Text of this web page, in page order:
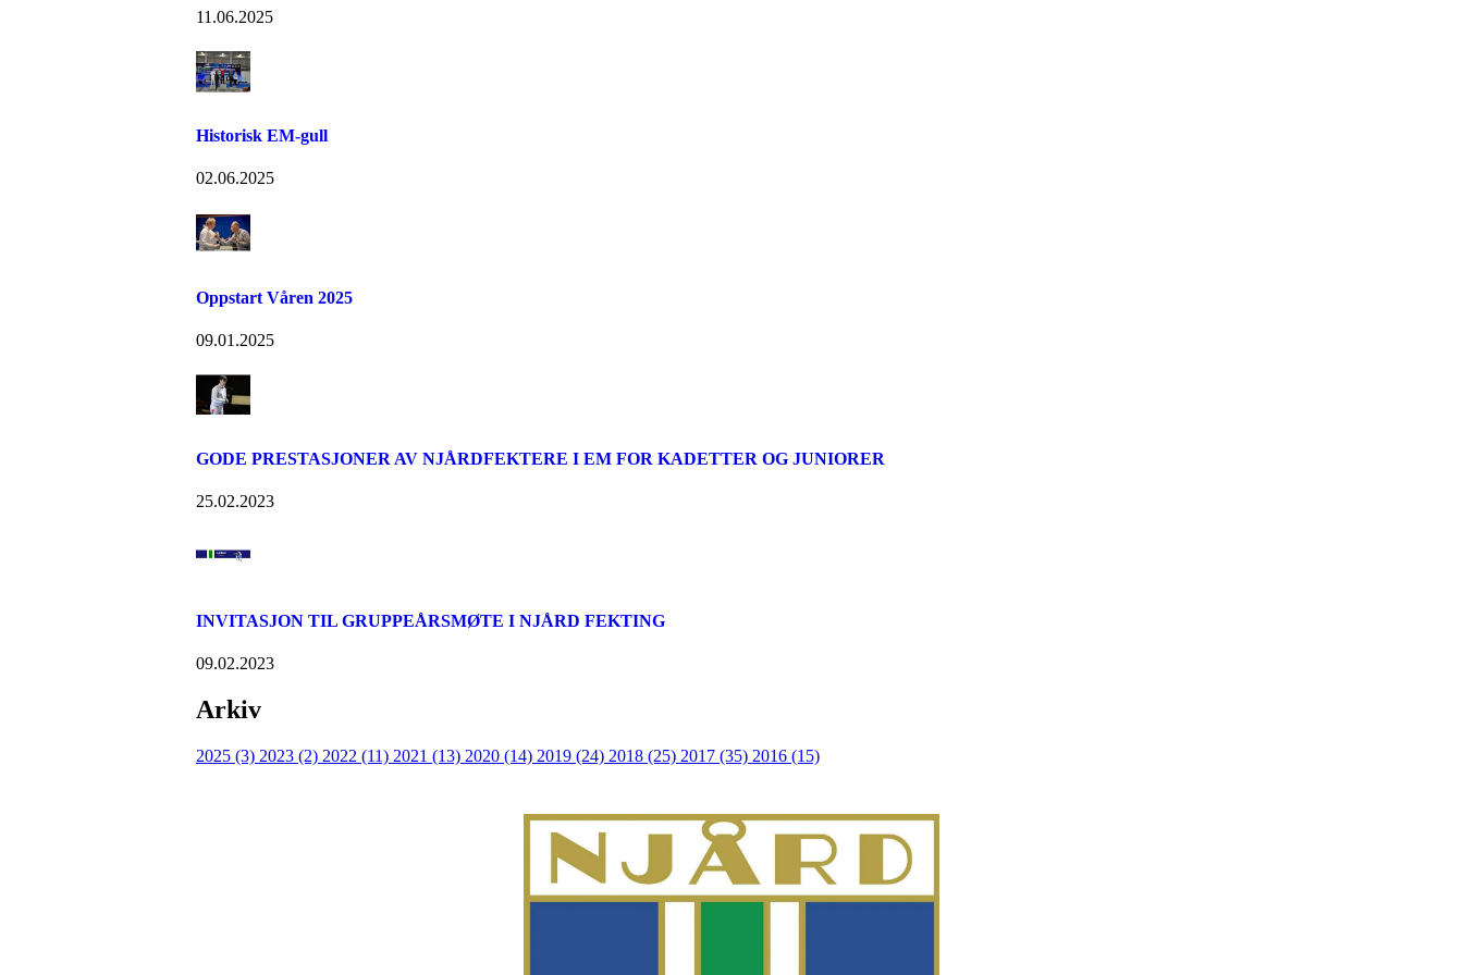
11.06.2025
Historisk EM-gull
02.06.2025
Oppstart Våren 2025
09.01.2025
GODE PRESTASJONER AV NJÅRDFEKTERE I EM FOR KADETTER OG JUNIORER
25.02.2023
INVITASJON TIL GRUPPEÅRSMØTE I NJÅRD FEKTING
09.02.2023
Arkiv
2025 (3) 2023 (2) 2022 (11) 2021 (13) 2020 (14) 2019 (24) 2018 (25) 2017 (35) 2016 (15)